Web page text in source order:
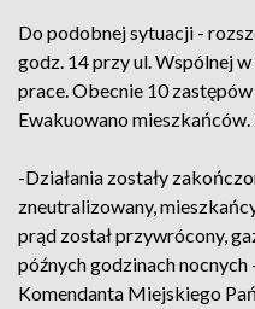
Do podobnej sytuacji -
godz. 14 przy ul. Wspólnej
prace. Obecnie 10
Ewakuowano
-Działania zostały
zneutralizowany,
prąd został przywrócony,
późnych godzinach
Komendanta Miejskiego